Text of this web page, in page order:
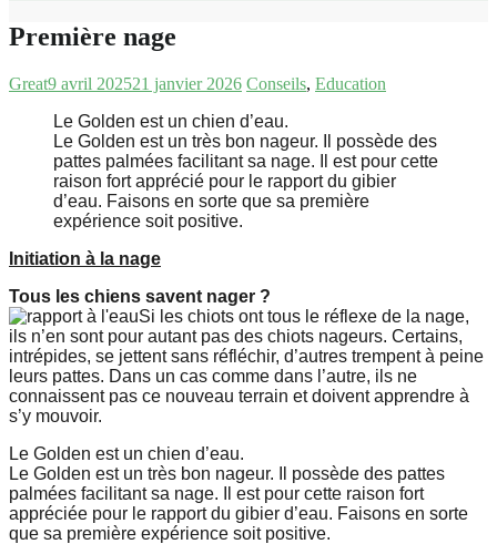
Première nage
Great9 avril 202521 janvier 2026 Conseils, Education
Le Golden est un chien d’eau.
Le Golden est un très bon nageur. Il possède des
pattes palmées facilitant sa nage. Il est pour cette
raison fort apprécié pour le rapport du gibier
d’eau. Faisons en sorte que sa première
expérience soit positive.
Initiation à la nage
Tous les chiens savent nager ?
Si les chiots ont tous le réflexe de la nage,
ils n’en sont pour autant pas des chiots nageurs. Certains,
intrépides, se jettent sans réfléchir, d’autres trempent à peine
leurs pattes. Dans un cas comme dans l’autre, ils ne
connaissent pas ce nouveau terrain et doivent apprendre à
s’y mouvoir.
Le Golden est un chien d’eau.
Le Golden est un très bon nageur. Il possède des pattes
palmées facilitant sa nage. Il est pour cette raison fort
appréciée pour le rapport du gibier d’eau. Faisons en sorte
que sa première expérience soit positive.